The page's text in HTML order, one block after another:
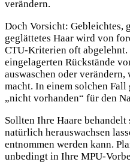
verändern.
Doch Vorsicht: Gebleichtes,
geglättetes Haar wird von
CTU-Kriterien oft
eingelagerten Rückstände
auswaschen oder
macht. In einem solchen
„nicht vorhanden“ für den
Sollten Ihre Haare behandelt
natürlich herauswachsen
entnommen werden kann.
unbedingt in Ihre MPU-